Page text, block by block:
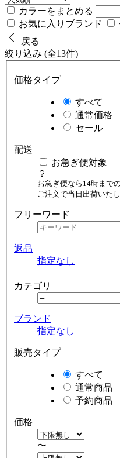
カラーをまとめる
お気に入りブランド
戻る
絞り込み (全13件)
価格タイプ
すべて
通常価格
セール
配送
お急ぎ便対象
お急ぎ便なら14時まで
ご注文で当日出荷いたし
フリーワード
返品
指定なし
カテゴリ
ブランド
指定なし
販売タイプ
すべて
通常商品
予約商品
価格
〜